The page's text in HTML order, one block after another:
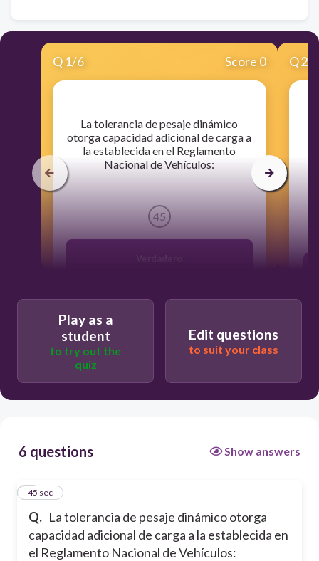
Q 1/6 Score 0
​La tolerancia de pesaje dinámico
otorga capacidad adicional de carga a
la establecida en el Reglamento
Nacional de Vehículos:
45
Verdadero
Falso
Q2
Play as a
student
to try out the
quiz
Edit questions
to suit your class
6 questions Show answers
Q. La tolerancia de pesaje dinámico otorga
capacidad adicional de carga a la establecida en
el Reglamento Nacional de Vehículos:
1
45 sec